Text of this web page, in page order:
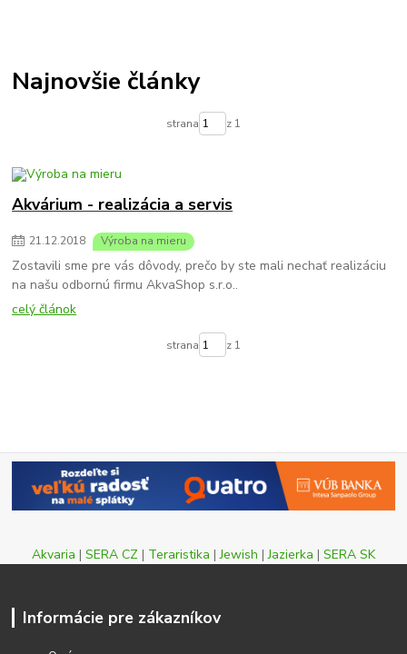
Najnovšie články
strana z 1
Akvárium - realizácia a servis
21.12.2018 Výroba na mieru
Zostavili sme pre vás dôvody, prečo by ste mali nechať realizáciu
na našu odbornú firmu AkvaShop s.r.o..
celý článok
strana z 1
Akvaria | SERA CZ | Teraristika |Jewish |Jazierka | SERA SK
Informácie pre zákazníkov